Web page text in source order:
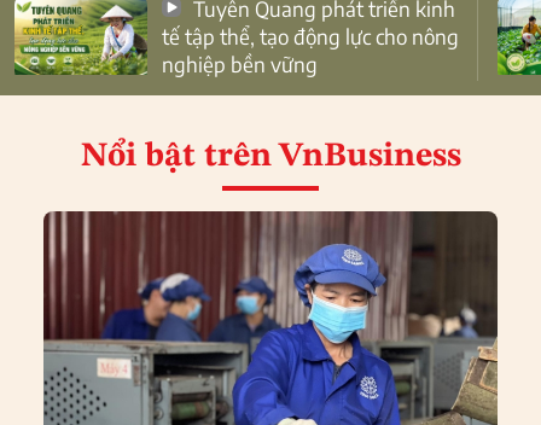
tế tập thể, tạo động lực cho nông
nghiệp bền vững
Nổi bật trên VnBusiness